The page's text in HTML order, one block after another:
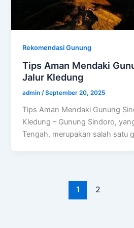
Rekomendasi Gunung
Tips Aman Mendaki
Jalur Kledung
admin /September 20, 2025
Tips Aman Mendaki Gunung
Kledung – Gunung Sindoro,
Tengah, merupakan salah satu
1 2